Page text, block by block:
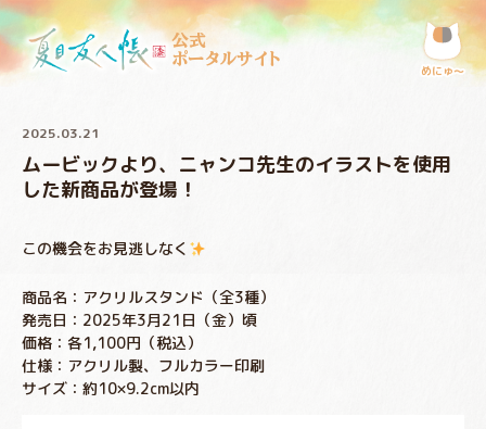
公式
ポータルサイト
めにゅ〜
2025.03.21
ムービックより、ニャンコ先生のイラストを使用
した新商品が登場！
この機会をお見逃しなく
商品名：アクリルスタンド（全3種）
発売日：2025年3月21日（金）頃
価格：各1,100円（税込）
仕様：アクリル製、フルカラー印刷
サイズ：約10×9.2cm以内